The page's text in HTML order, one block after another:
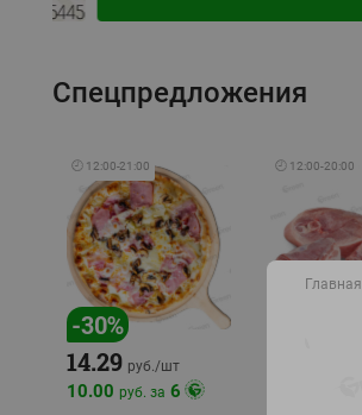
Спецпредложения
🕘 12:00-21:00
-30%
14.29 руб./шт
10.00 руб. за 6
🕘 12:00-20:00
Главная